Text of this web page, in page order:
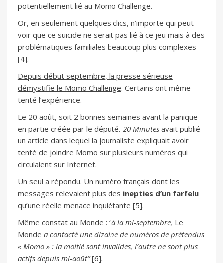
potentiellement lié au Momo Challenge.
Or, en seulement quelques clics, n’importe qui peut
voir que ce suicide ne serait pas lié à ce jeu mais à des
problématiques familiales beaucoup plus complexes
[4].
Depuis début septembre, la presse sérieuse
démystifie le Momo Challenge. Certains ont même
tenté l’expérience.
Le 20 août, soit 2 bonnes semaines avant la panique
en partie créée par le député, 20 Minutesavait publié
un article dans lequel la journaliste expliquait avoir
tenté de joindre Momo sur plusieurs numéros qui
circulaient sur Internet.
Un seul a répondu. Un numéro français dont les
messages relevaient plus des inepties d’un farfelu
qu’une réelle menace inquiétante [5].
Même constat au Monde : “à la mi-septembre, Le
Monde a contacté une dizaine de numéros de prétendus
« Momo » : la moitié sont invalides, l’autre ne sont plus
actifs depuis mi-août”[6].